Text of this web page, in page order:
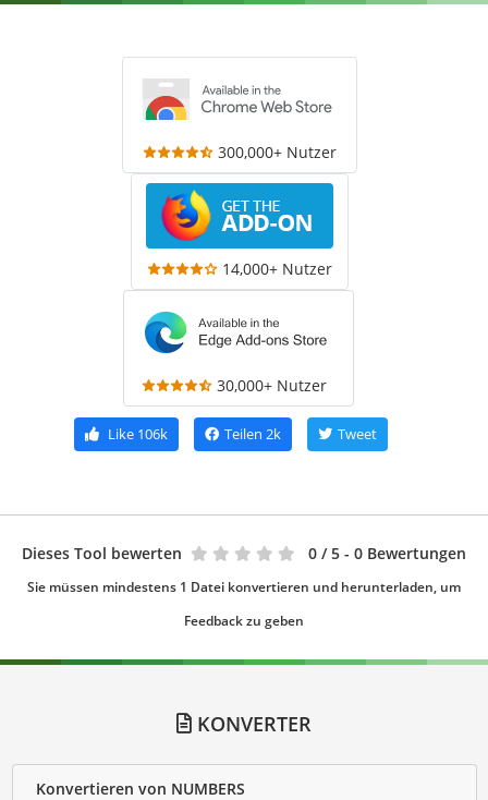
300,000+ Nutzer
14,000+ Nutzer
30,000+ Nutzer
Like 106k Teilen 2k Tweet
Dieses Tool bewerten 0 / 5 - 0 Bewertungen
Sie müssen mindestens 1 Datei konvertieren und herunterladen, um
Feedback zu geben
KONVERTER
Konvertieren von NUMBERS